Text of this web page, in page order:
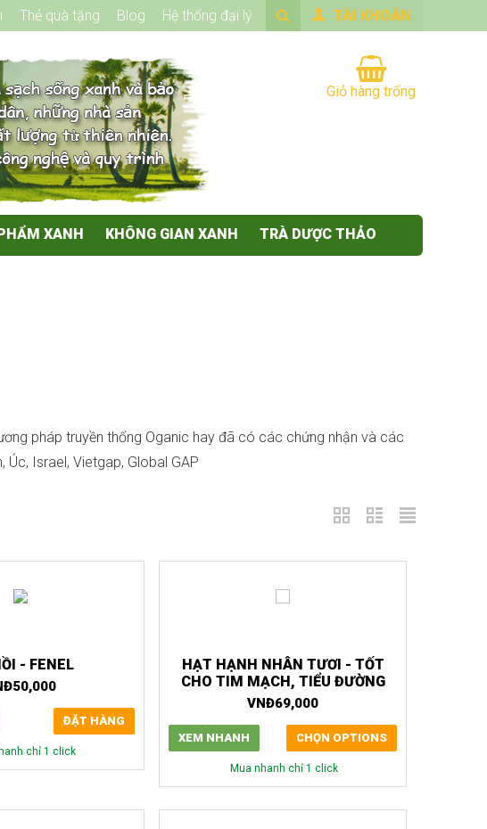
TÀI KHOẢN
Thẻ quà tặng Blog Hệ thống đại lý
Giỏ hàng trống
XANH KHÔNG GIAN XANH TRÀ DƯỢC THẢO
pháp truyền thống Oganic hay đã có các chứng nhận và các
Israel, Vietgap, Global GAP
- FENEL
50,000
ĐẶT HÀNG
chỉ 1 click
HẠT HẠNH NHÂN TƯƠI - TỐT
CHO TIM MẠCH, TIỂU ĐƯỜNG
VNĐ69,000
XEM NHANH CHỌN OPTIONS
Mua nhanh chỉ 1 click